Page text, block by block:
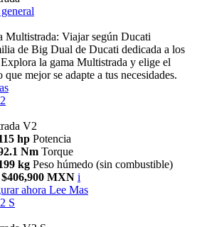
Multistrada: Viajar según Ducati
de Big Dual de Ducati dedicada a los
la gama Multistrada y elige el
que mejor se adapte a tus necesidades.
V2
hp Potencia
Nm Torque
kg Peso húmedo (sin combustible)
$406,900 MXN i
ahora Lee Mas
S